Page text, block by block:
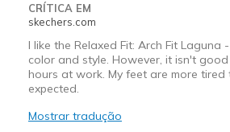
CRÍTICA EM
skechers.com
I like the Relaxed Fit: Arch Fit Laguna
color and style. However, it isn't
hours at work. My feet are more
expected.
Mostrar tradução